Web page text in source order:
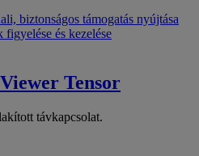
biztonságos támogatás nyújtása
figyelése és kezelése
Tensor
távkapcsolat.